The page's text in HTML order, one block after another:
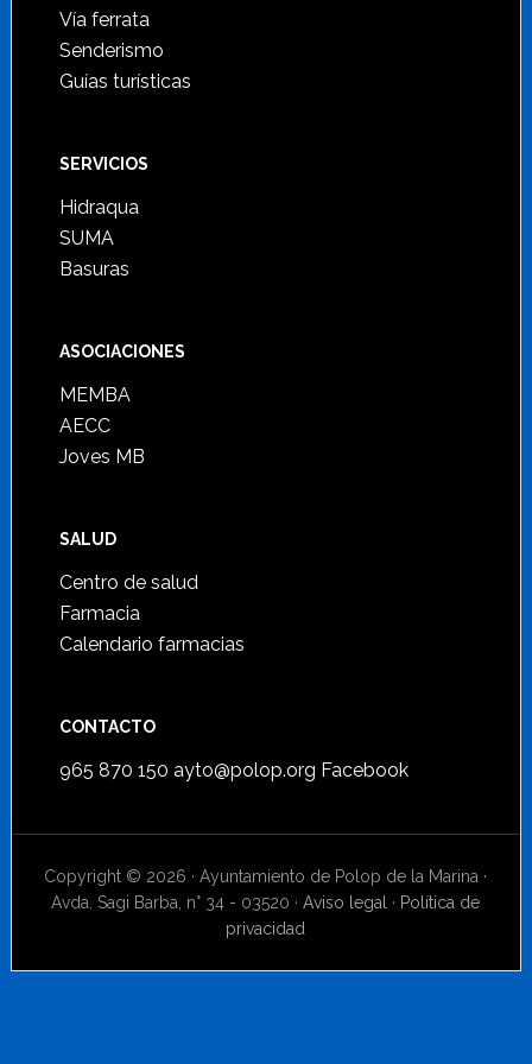
Vía ferrata
Senderismo
Guías turísticas
SERVICIOS
Hidraqua
SUMA
Basuras
ASOCIACIONES
MEMBA
AECC
Joves MB
SALUD
Centro de salud
Farmacia
Calendario farmacias
CONTACTO
965 870 150 ayto@polop.org Facebook
Copyright © 2026 · Ayuntamiento de Polop de la Marina ·
Avda. Sagi Barba, n° 34 - 03520 ·Aviso legal · Política de
privacidad